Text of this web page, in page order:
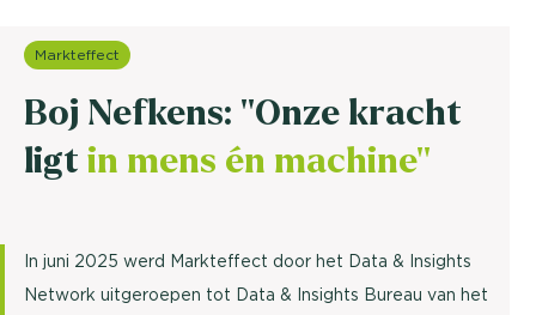
Markteffect
Boj Nefkens: ''Onze kracht
ligt in mens én machine''
In juni 2025 werd Markteffect door het Data & Insights
Network uitgeroepen tot Data & Insights Bureau van het